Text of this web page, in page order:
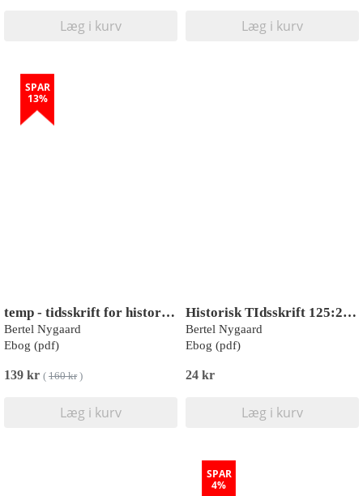
Læg i kurv Læg i kurv
SPAR
13%
temp - tidsskrift for historie, nr. 29
Bertel Nygaard
Ebog (pdf)
139 kr ( 160 kr)
Læg i kurv
Historisk TIdsskrift 125:2: Volapük på Hotel Tivoli
Bertel Nygaard
Ebog (pdf)
24 kr
Læg i kurv
SPAR
4%